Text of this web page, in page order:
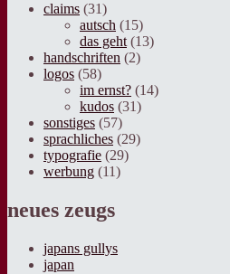
claims (31)
autsch (15)
das geht(13)
handschriften (2)
logos (58)
im ernst? (14)
kudos (31)
sonstiges (57)
sprachliches (29)
typografie (29)
werbung (11)
neues zeugs
japans gullys
japan